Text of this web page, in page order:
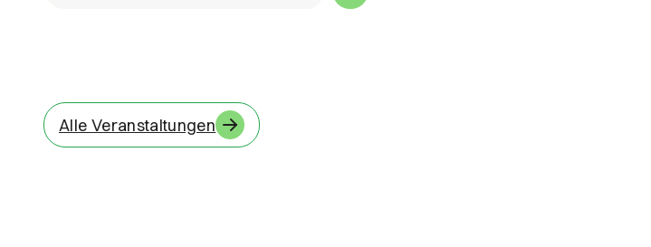
Alle Veranstaltungen